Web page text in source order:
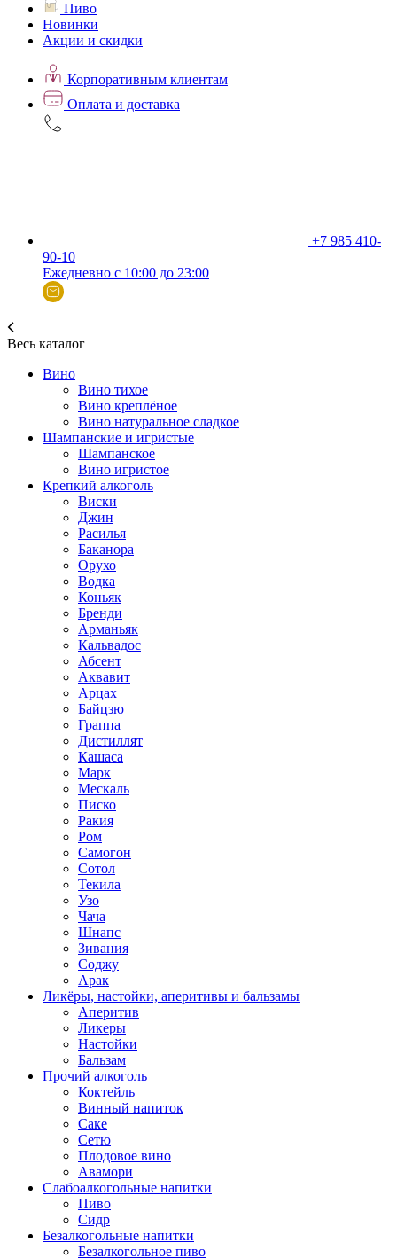
Пиво
Новинки
Акции и скидки
Корпоративным клиентам
Оплата и доставка
+7 985 410-
90-10
Ежедневно с 10:00 до 23:00
Весь каталог
Вино
Вино тихое
Вино креплёное
Вино натуральное сладкое
Шампанские и игристые
Шампанское
Вино игристое
Крепкий алкоголь
Виски
Джин
Расилья
Баканора
Орухо
Водка
Коньяк
Бренди
Арманьяк
Кальвадос
Абсент
Аквавит
Арцах
Байцзю
Граппа
Дистиллят
Кашаса
Марк
Мескаль
Писко
Ракия
Ром
Самогон
Сотол
Текила
Узо
Чача
Шнапс
Зивания
Соджу
Арак
Ликёры, настойки, аперитивы и бальзамы
Аперитив
Ликеры
Настойки
Бальзам
Прочий алкоголь
Коктейль
Винный напиток
Саке
Сетю
Плодовое вино
Авамори
Слабоалкогольные напитки
Пиво
Сидр
Безалкогольные напитки
Безалкогольное пиво